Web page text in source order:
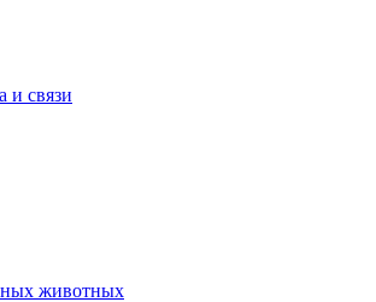
и связи
животных